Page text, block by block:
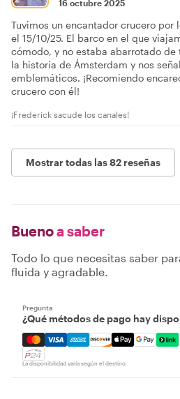
16 octubre 2025
Tuvimos un encantador crucero por
el 15/10/25. El barco en el que
cómodo, y no estaba abarrotado
la historia de Ámsterdam y nos
emblemáticos. ¡Recomiendo
crucero con él!
¡Frederick sacude los canales!
Mostrar todas las 82 reseñas
Buenoa saber
Todo lo que necesitas saber
fluida y agradable.
Pregunta
¿Qué métodos de pago hay
Mastercard, Visa, Amex,
La disponibilidad varía según el destino